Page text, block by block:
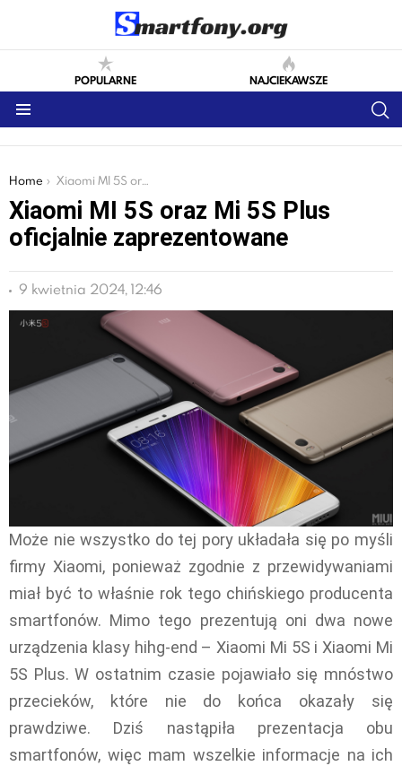
POPULARNE NAJCIEKAWSZE
You are here:
Home Xiaomi MI 5S oraz Mi 5S Plus oficjalnie zaprezentowane
Xiaomi MI 5S oraz Mi 5S Plus
oficjalnie zaprezentowane
9 kwietnia 2024, 12:46
Może nie wszystko do tej pory układała się po myśli
firmy Xiaomi, ponieważ zgodnie z przewidywaniami
miał być to właśnie rok tego chińskiego producenta
smartfonów. Mimo tego prezentują oni dwa nowe
urządzenia klasy hihg-end – Xiaomi Mi 5S i Xiaomi Mi
5S Plus. W ostatnim czasie pojawiało się mnóstwo
przecieków, które nie do końca okazały się
prawdziwe. Dziś nastąpiła prezentacja obu
smartfonów, więc mam wszelkie informacje na ich